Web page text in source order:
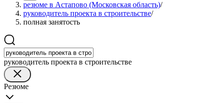
резюме в Астапово (Московская область)/
руководитель проекта в строительстве/
полная занятость
руководитель проекта в строительстве
Резюме